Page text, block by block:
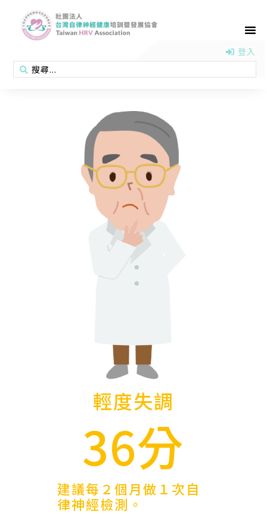
登入
輕度失調
36分
建議每２個月做１次自
律神經檢測。